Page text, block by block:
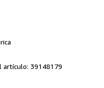
artículo: 39148179